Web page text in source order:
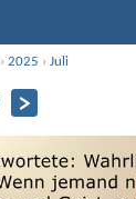
›2025 ›Juli